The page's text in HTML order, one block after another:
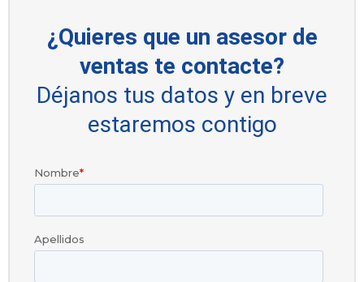
¿Quieres que un asesor de
ventas te contacte?
Déjanos tus datos y en breve
estaremos contigo